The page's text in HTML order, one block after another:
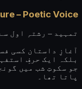
– Poetic Voice
تمہید – رشتہِ اول
آغازِ داستان کسی
بلکہ ایک حرفِ
جو سکوتِ شب میں
پاتا تھا۔